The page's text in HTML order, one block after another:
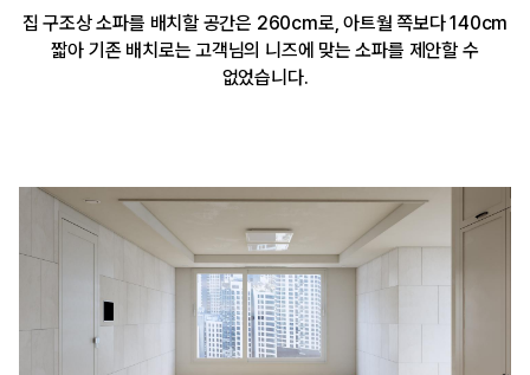
집 구조상 소파를 배치할 공간은 260cm로, 아트월 쪽보다 140cm
짧아 기존 배치로는 고객님의 니즈에 맞는 소파를 제안할 수
없었습니다.